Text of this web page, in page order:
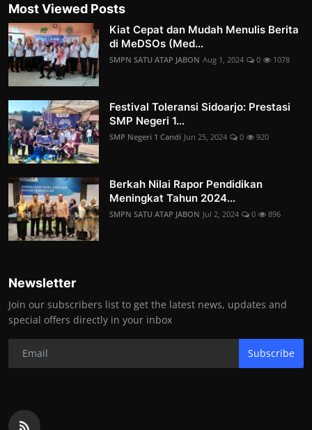
Most Viewed Posts
Kiat Cepat dan Mudah Menulis Berita
di MeDSOs (Med...
SMPN SATU ATAP JABON Aug 1, 2024 0 1078
Festival Toleransi Sidoarjo: Prestasi
SMP Negeri 1...
SMP Negeri 1 Candi Jun 25, 2024 0 920
Berkah Nilai Rapor Pendidikan
Meningkat Tahun 2024...
SMPN SATU ATAP JABON Jul 2, 2024 0 896
Newsletter
Join our subscribers list to get the latest news, updates and
special offers directly in your inbox
Subscribe